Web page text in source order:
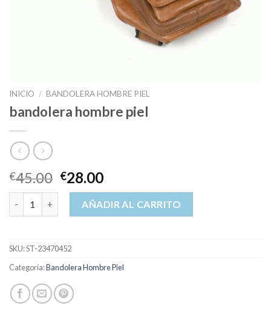
INICIO / BANDOLERA HOMBRE PIEL
bandolera hombre piel
€45.00 €28.00
bandolera hombre piel cantidad
AÑADIR AL CARRITO
SKU:ST-23470452
Categoría:Bandolera Hombre Piel